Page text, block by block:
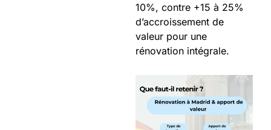
10%, contre +15 à 25%
d’accroissement de
valeur pour une
rénovation intégrale.